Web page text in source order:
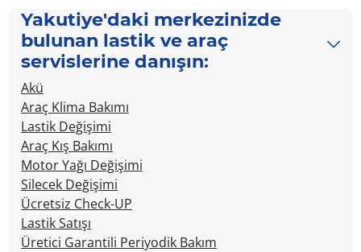
1
of
2
Yakutiye'daki merkezinizde
bulunan lastik ve araç
servislerine danışın:
Akü
Araç Klima Bakımı
Lastik Değişimi
Araç Kış Bakımı
Motor Yağı Değişimi
Silecek Değişimi
Ücretsiz Check-UP
Lastik Satışı
Üretici Garantili Periyodik Bakım